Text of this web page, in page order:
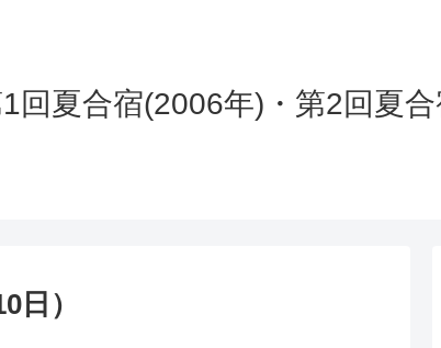
夏合宿(2006年)・第2回夏合
）